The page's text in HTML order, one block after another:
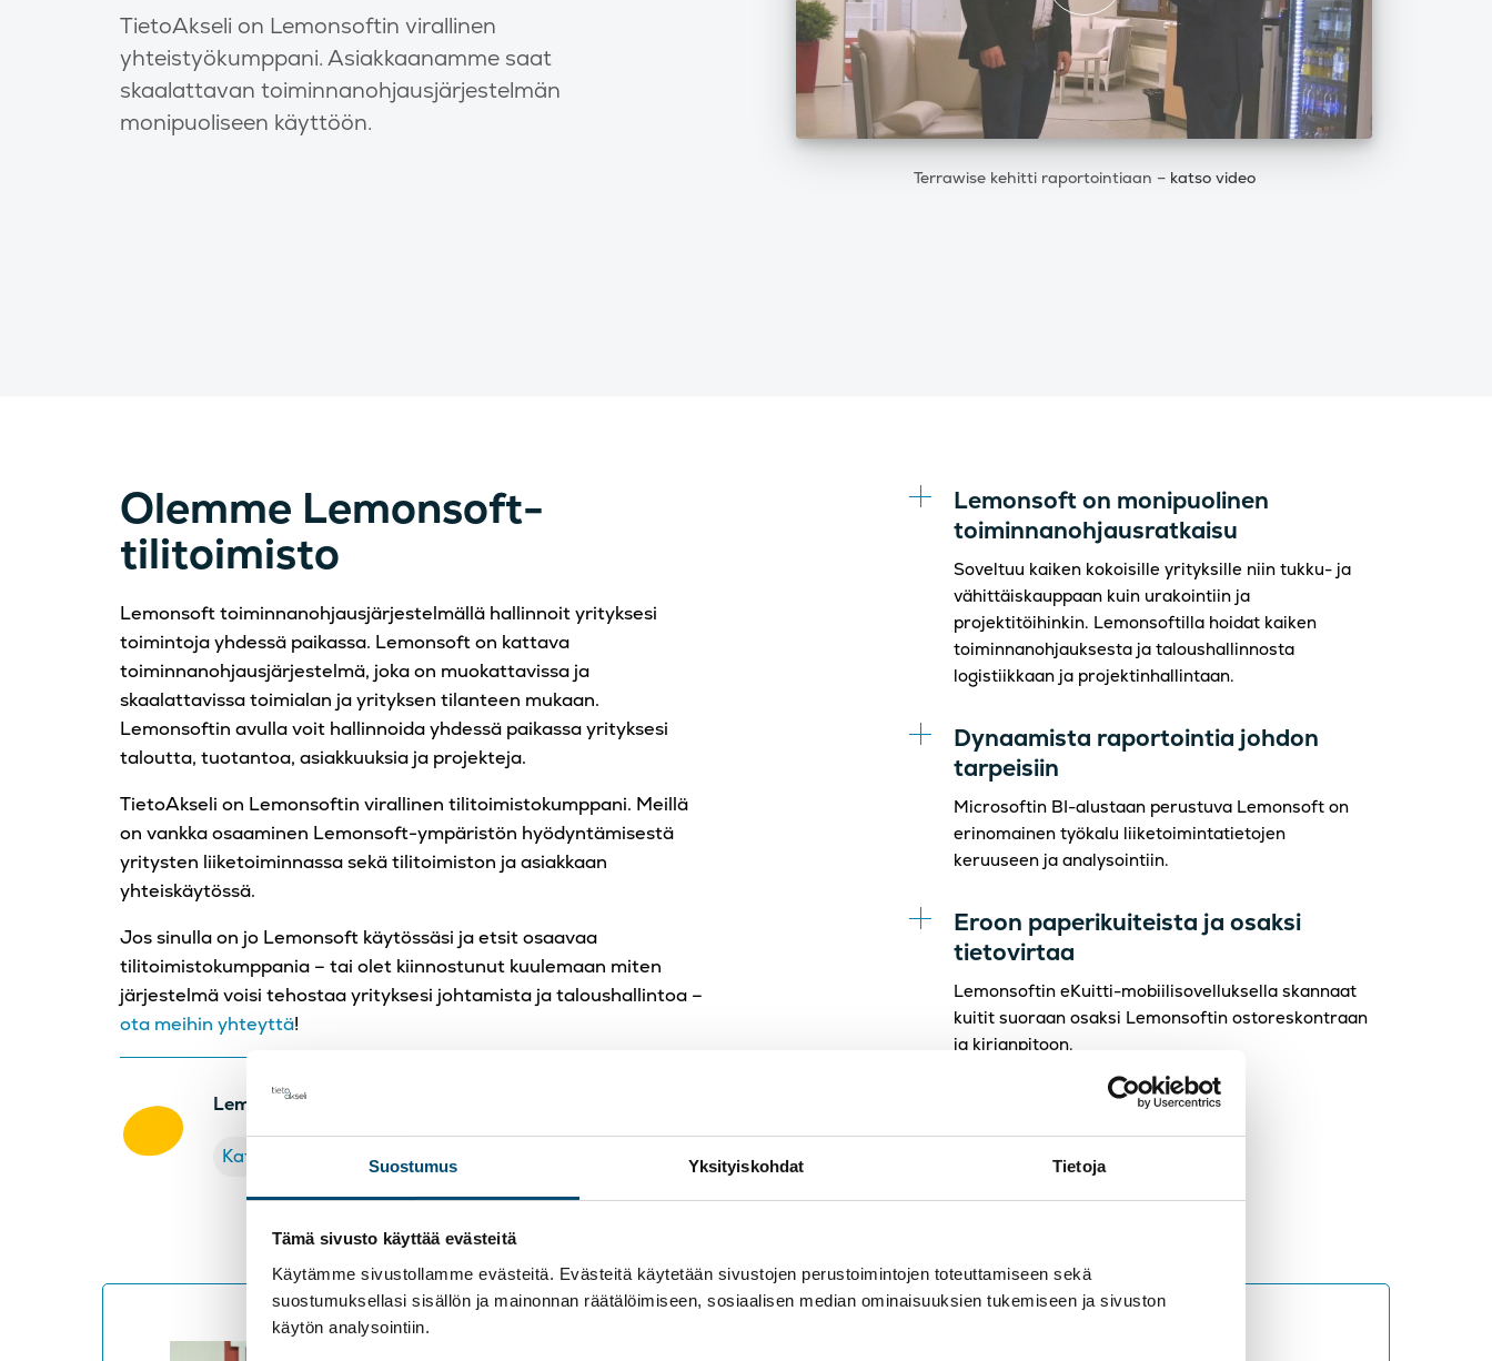
Suostumus Yksityiskohdat Tietoja
Tämä sivusto käyttää evästeitä
Käytämme sivustollamme evästeitä. Evästeitä käytetään sivustojen perustoimintojen toteuttamiseen sekä
suostumuksellasi sisällön ja mainonnan räätälöimiseen, sosiaalisen median ominaisuuksien tukemiseen ja sivuston
käytön analysointiin.
TietoAkseli on Lemonsoftin virallinen
yhteistyökumppani. Asiakkaanamme saat
skaalattavan toiminnanohjausjärjestelmän
monipuoliseen käyttöön.
Terrawise kehitti raportointiaan – katso video
Olemme Lemonsoft-
tilitoimisto
Lemonsoft toiminnanohjausjärjestelmällä hallinnoit yrityksesi
toimintoja yhdessä paikassa. Lemonsoft on kattava
toiminnanohjausjärjestelmä, joka on muokattavissa ja
skaalattavissa toimialan ja yrityksen tilanteen mukaan.
Lemonsoftin avulla voit hallinnoida yhdessä paikassa yrityksesi
taloutta, tuotantoa, asiakkuuksia ja projekteja.
TietoAkseli on Lemonsoftin virallinen tilitoimistokumppani. Meillä
on vankka osaaminen Lemonsoft-ympäristön hyödyntämisestä
yritysten liiketoiminnassa sekä tilitoimiston ja asiakkaan
yhteiskäytössä.
Jos sinulla on jo Lemonsoft käytössäsi ja etsit osaavaa
tilitoimistokumppania – tai olet kiinnostunut kuulemaan miten
järjestelmä voisi tehostaa yrityksesi johtamista ja taloushallintoa –
ota meihin yhteyttä!
Lemonsoft -toiminnanohjaus käytännössä
Katso webinaari
Lemonsoft on monipuolinen
toiminnanohjausratkaisu
Soveltuu kaiken kokoisille yrityksille niin tukku- ja
vähittäiskauppaan kuin urakointiin ja
projektitöihinkin. Lemonsoftilla hoidat kaiken
toiminnanohjauksesta ja taloushallinnosta
logistiikkaan ja projektinhallintaan.
Dynaamista raportointia johdon
tarpeisiin
Microsoftin BI-alustaan perustuva Lemonsoft on
erinomainen työkalu liiketoimintatietojen
keruuseen ja analysointiin.
Eroon paperikuiteista ja osaksi
tietovirtaa
Lemonsoftin eKuitti-mobiilisovelluksella skannaat
kuitit suoraan osaksi Lemonsoftin ostoreskontraan
ja kirjanpitoon.